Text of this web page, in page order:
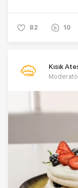
82 10
Kısık